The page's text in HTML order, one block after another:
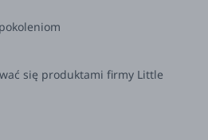
się produktami firmy Little